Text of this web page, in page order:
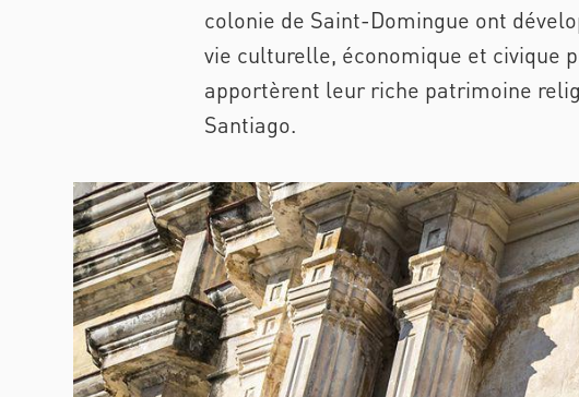
colonie de Saint-Domingue ont
vie culturelle, économique et civique
apportèrent leur riche patrimoine
Santiago.